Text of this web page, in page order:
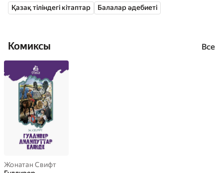
Қазақ тіліндегі кітаптар Балалар әдебиеті
Комиксы Все
Жонатан Свифт